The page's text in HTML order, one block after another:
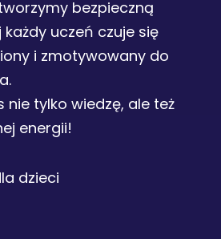
bezpieczną
uczeń czuje się
i zmotywowany do
nie tylko wiedzę, ale też
energii!